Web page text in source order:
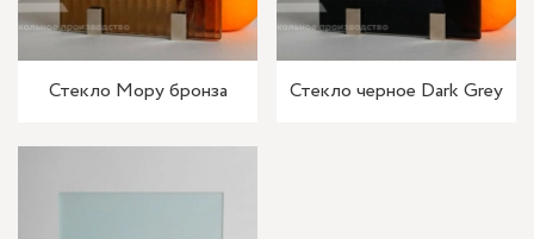
Стекло Мору бронза Стекло черное Dark Grey